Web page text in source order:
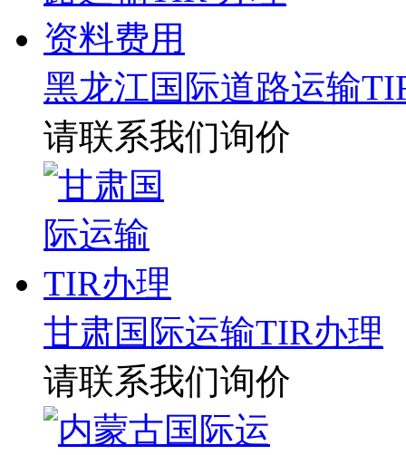
黑龙江国际道路运输
请联系我们询价
甘肃国际运输TIR办理
请联系我们询价